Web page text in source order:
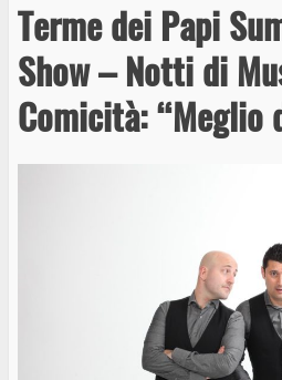
Terme dei Papi
Show – Notti di
Comicità: “Meglio